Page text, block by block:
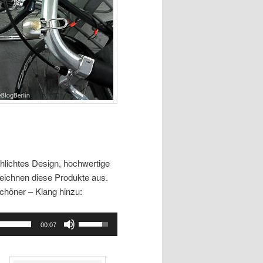
Design, hochwertige
diese Produkte aus.
– Klang hinzu:
00:07